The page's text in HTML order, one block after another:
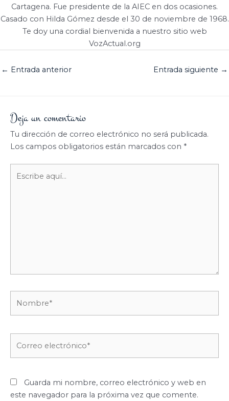
Cartagena. Fue presidente de la AIEC en dos ocasiones.
Casado con Hilda Gómez desde el 30 de noviembre de 1968.
Te doy una cordial bienvenida a nuestro sitio web
VozActual.org
← Entrada anterior Entrada siguiente →
Deja un comentario
Tu dirección de correo electrónico no será publicada.
Los campos obligatorios están marcados con *
aquí...
Guarda mi nombre, correo electrónico y web en
este navegador para la próxima vez que comente.